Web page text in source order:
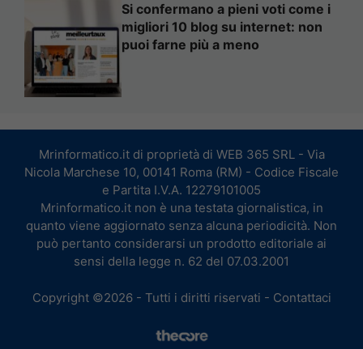
Si confermano a pieni voti come i
migliori 10 blog su internet: non
puoi farne più a meno
Mrinformatico.it di proprietà di WEB 365 SRL - Via
Nicola Marchese 10, 00141 Roma (RM) - Codice Fiscale
e Partita I.V.A. 12279101005
Mrinformatico.it non è una testata giornalistica, in
quanto viene aggiornato senza alcuna periodicità. Non
può pertanto considerarsi un prodotto editoriale ai
sensi della legge n. 62 del 07.03.2001
Copyright ©2026 - Tutti i diritti riservati - Contattaci